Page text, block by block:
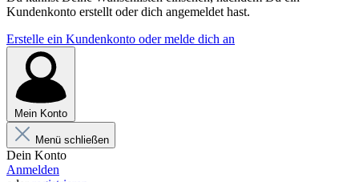
Kundenkonto erstellt oder dich angemeldet hast.
Erstelle ein Kundenkonto oder melde dich an
Mein Konto
Menü schließen
Dein Konto
Anmelden